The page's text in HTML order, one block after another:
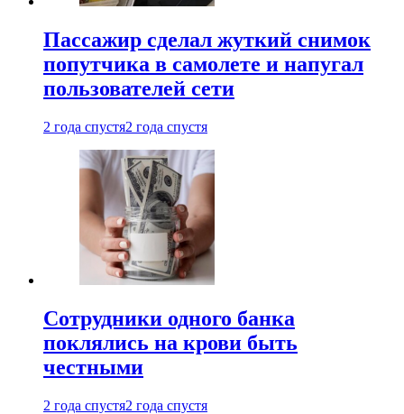
Пассажир сделал жуткий снимок
попутчика в самолете и напугал
пользователей сети
2 года спустя2 года спустя
Сотрудники одного банка
поклялись на крови быть
честными
2 года спустя2 года спустя